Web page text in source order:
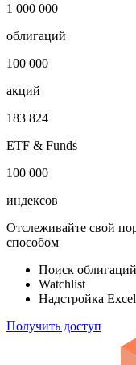
1 000 000
облигаций
100 000
акций
183 824
ETF & Funds
100 000
индексов
Отслеживайте свой
способом
Поиск облигаций
Watchlist
Надстройка Excel
Получить доступ